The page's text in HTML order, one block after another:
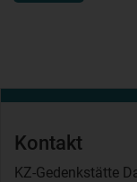
Kontakt
KZ-Gedenkstätte